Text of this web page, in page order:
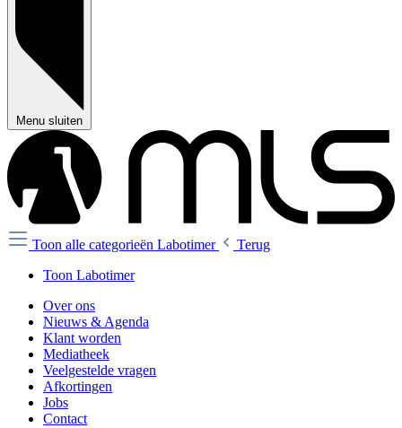
Menu sluiten
Toon alle categorieën Labotimer
Terug
Toon Labotimer
Over ons
Nieuws & Agenda
Klant worden
Mediatheek
Veelgestelde vragen
Afkortingen
Jobs
Contact